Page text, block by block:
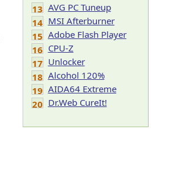
13 AVG PC Tuneup
14 MSI Afterburner
15 Adobe Flash Player
16 CPU-Z
17 Unlocker
18 Alcohol 120%
19 AIDA64 Extreme
20 Dr.Web CureIt!